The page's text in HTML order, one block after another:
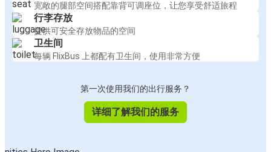
宽敞的腿部空间搭配靠背可调座位，让您享受舒适旅程
行李存放
提供可安全存放物品的空间
卫生间
每辆 FlixBus 上都配有卫生间，使用非常方便
第一次使用我们的出行服务？
详细了解我们的服务